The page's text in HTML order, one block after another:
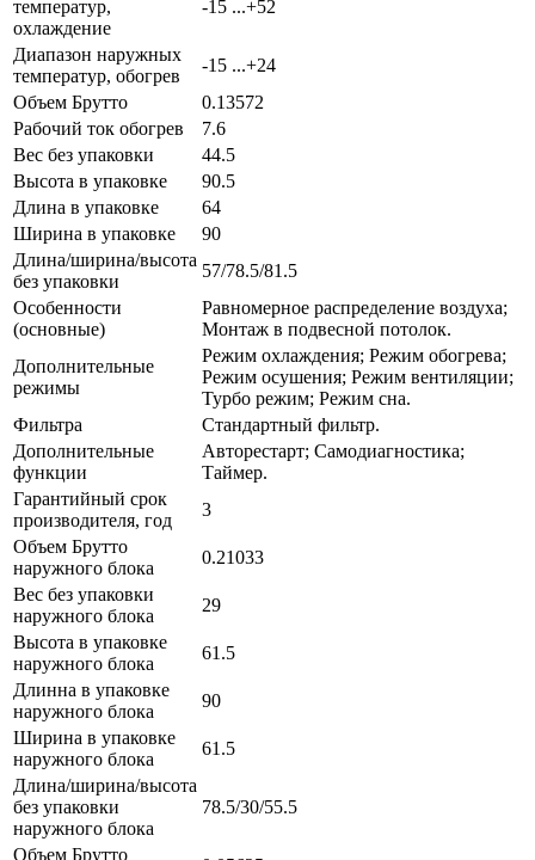
температур,
охлаждение
-15 ...+52
Диапазон наружных
температур, обогрев
-15 ...+24
Объем Брутто
0.13572
Рабочий ток обогрев
7.6
Вес без упаковки
44.5
Высота в упаковке
90.5
Длина в упаковке
64
Ширина в упаковке
90
Длина/ширина/высота
без упаковки
57/78.5/81.5
Особенности
(основные)
Равномерное распределение воздуха;
Монтаж в подвесной потолок.
Дополнительные
режимы
Режим охлаждения; Режим обогрева;
Режим осушения; Режим вентиляции;
Турбо режим; Режим сна.
Фильтра
Стандартный фильтр.
Дополнительные
функции
Авторестарт; Самодиагностика;
Таймер.
Гарантийный срок
производителя, год
3
Объем Брутто
наружного блока
0.21033
Вес без упаковки
наружного блока
29
Высота в упаковке
наружного блока
61.5
Длинна в упаковке
наружного блока
90
Ширина в упаковке
наружного блока
61.5
Длина/ширина/высота
без упаковки
наружного блока
78.5/30/55.5
Объем Брутто